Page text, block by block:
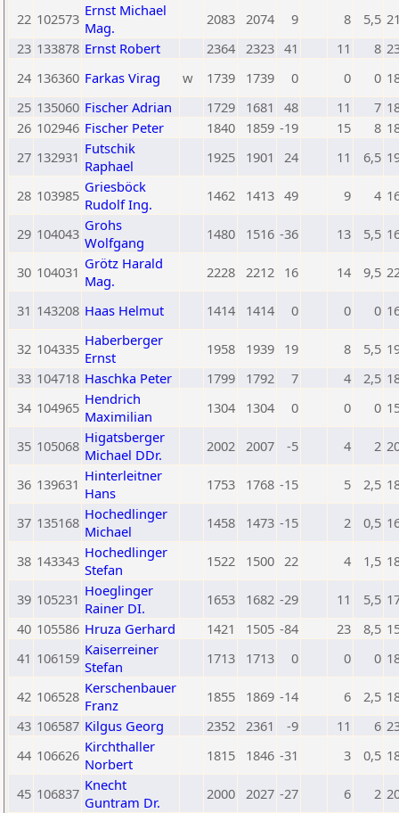
22 102573 Ernst Michael
Mag.
2083 2074 9 8 5,5
23 133878 Ernst Robert 2364 2323 41 11 8
24 136360 Farkas Virag w 1739 1739 0 0 0
25 135060 Fischer Adrian 1729 1681 48 11 7
26 102946 Fischer Peter 1840 1859 -19 15 8
27 132931 Futschik
Raphael
1925 1901 24 11 6,5
28 103985 Griesböck
Rudolf Ing.
1462 1413 49 9 4
29 104043 Grohs
Wolfgang
1480 1516 -36 13 5,5
30 104031 Grötz Harald
Mag.
2228 2212 16 14 9,5
31 143208 Haas Helmut 1414 1414 0 0 0
32 104335 Haberberger
Ernst
1958 1939 19 8 5,5
33 104718 Haschka Peter 1799 1792 7 4 2,5
34 104965 Hendrich
Maximilian
1304 1304 0 0 0
35 105068 Higatsberger
Michael DDr.
2002 2007 -5 4 2
36 139631 Hinterleitner
Hans
1753 1768 -15 5 2,5
37 135168 Hochedlinger
Michael
1458 1473 -15 2 0,5
38 143343 Hochedlinger
Stefan
1522 1500 22 4 1,5
39 105231 Hoeglinger
Rainer DI.
1653 1682 -29 11 5,5
40 105586 Hruza Gerhard 1421 1505 -84 23 8,5
41 106159 Kaiserreiner
Stefan
1713 1713 0 0 0
42 106528 Kerschenbauer
Franz
1855 1869 -14 6 2,5
43 106587 Kilgus Georg 2352 2361 -9 11 6
44 106626 Kirchthaller
Norbert
1815 1846 -31 3 0,5
45 106837 Knecht
Guntram Dr.
2000 2027 -27 6 2